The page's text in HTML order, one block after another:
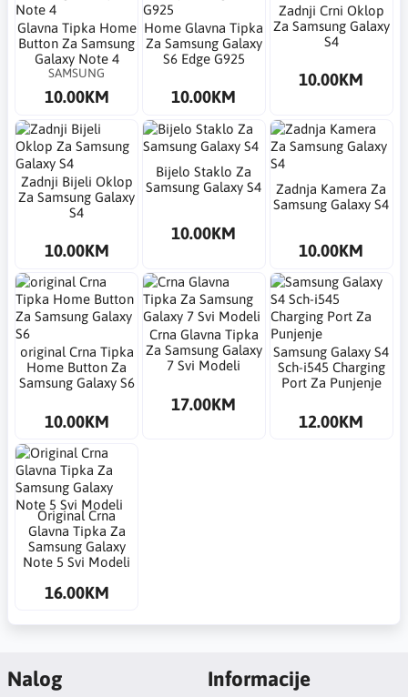
Glavna Tipka Home
Button Za Samsung
Galaxy Note 4
SAMSUNG
10.00KM
Home Glavna Tipka
Za Samsung Galaxy
S6 Edge G925
10.00KM
Zadnji Crni Oklop
Za Samsung Galaxy
S4
10.00KM
Zadnji Bijeli Oklop
Za Samsung Galaxy
S4
10.00KM
Bijelo Staklo Za
Samsung Galaxy S4
10.00KM
Zadnja Kamera Za
Samsung Galaxy S4
10.00KM
​original Crna Tipka
Home Button Za
Samsung Galaxy S6
10.00KM
Crna Glavna Tipka
Za Samsung Galaxy
7 Svi Modeli
17.00KM
Samsung Galaxy S4
Sch-i545 Charging
Port Za Punjenje
12.00KM
Original Crna
Glavna Tipka Za
Samsung Galaxy
Note 5 Svi Modeli
16.00KM
Nalog Informacije